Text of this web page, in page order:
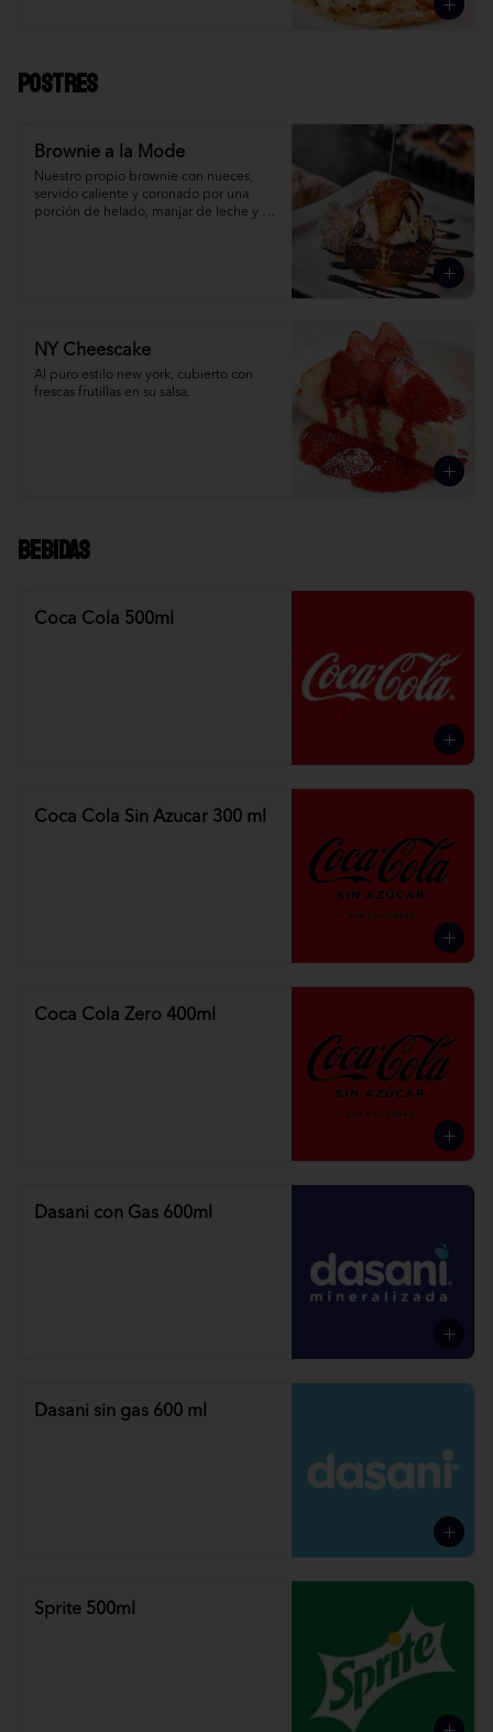
Postres
Brownie a la Mode
Nuestro propio brownie con nueces,
servido caliente y coronado por una
porción de helado, manjar de leche y
NY Cheescake
Al puro estilo new york, cubierto con
frescas frutillas en su salsa.
Bebidas
Coca Cola 500ml
Coca Cola Sin Azucar 300 ml
Coca Cola Zero 400ml
Dasani con Gas 600ml
Dasani sin gas 600 ml
Sprite 500ml